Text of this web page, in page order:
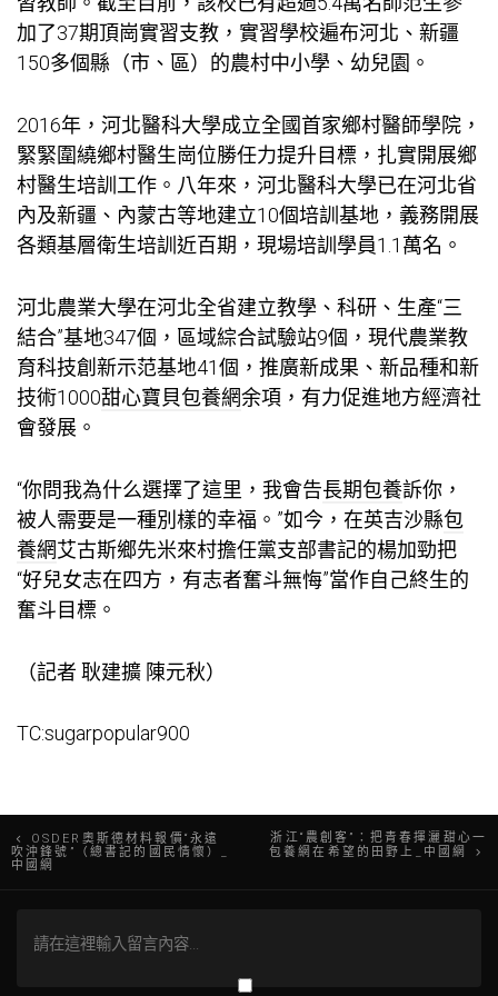
加了37期頂崗實習支教，實習學校遍布河北、新疆
150多個縣（市、區）的農村中小學、幼兒園。
2016年，河北醫科大學成立全國首家鄉村醫師學院，
緊緊圍繞鄉村醫生崗位勝任力提升目標，扎實開展鄉
村醫生培訓工作。八年來，河北醫科大學已在河北省
內及新疆、內蒙古等地建立10個培訓基地，義務開展
各類基層衛生培訓近百期，現場培訓學員1.1萬名。
河北農業大學在河北全省建立教學、科研、生產“三
結合”基地347個，區域綜合試驗站9個，現代農業教
育科技創新示范基地41個，推廣新成果、新品種和新
技術1000甜心寶貝包養網余項，有力促進地方經濟社
會發展。
“你問我為什么選擇了這里，我會告長期包養訴你，
被人需要是一種別樣的幸福。”如今，在英吉沙縣包
養網艾古斯鄉先米來村擔任黨支部書記的楊加勁把
“好兒女志在四方，有志者奮斗無悔”當作自己終生的
奮斗目標。
（記者 耿建擴 陳元秋）
TC:sugarpopular900
文
章
導
OSDER奧斯德材料報價“永遠
吹沖鋒號”（總書記的國民情懷）_
中國網
浙江“農創客”：把青春揮灑甜心一
包養網在希望的田野上_中國網